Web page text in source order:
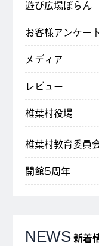
遊び広場ぽらん
お客様アンケー
メディア
レビュー
椎葉村役場
椎葉村教育委員
開館5周年
NEWS 新着